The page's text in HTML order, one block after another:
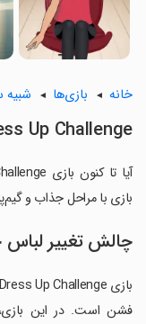
خانه بازی‌ها شبیه
Up Challenge
بازی با مراحل جذاب و
چالش تغییر
فشن است. در این